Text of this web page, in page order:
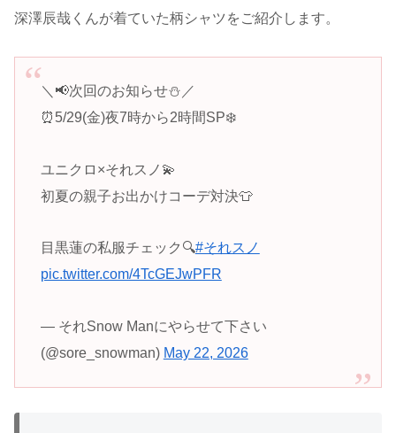
深澤辰哉くんが着ていた柄シャツをご紹介します。
＼📢次回のお知らせ⛄️／
⏰5/29(金)夜7時から2時間SP❄️
ユニクロ×それスノ💫
初夏の親子お出かけコーデ対決👕
目黒蓮の私服チェック🔍#それスノ
pic.twitter.com/4TcGEJwPFR
— それSnow Manにやらせて下さい
(@sore_snowman) May 22, 2026